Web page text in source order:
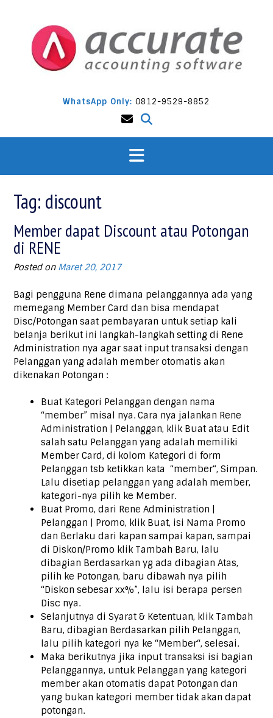
WhatsApp Only: 0812-9529-8852
Tag: discount
Member dapat Discount atau Potongan
di RENE
Posted on Maret 20, 2017
Bagi pengguna Rene dimana pelanggannya ada yang
memegang Member Card dan bisa mendapat
Disc/Potongan saat pembayaran untuk setiap kali
belanja berikut ini langkah-langkah setting di Rene
Administration nya agar saat input transaksi dengan
Pelanggan yang adalah member otomatis akan
dikenakan Potongan :
Buat Kategori Pelanggan dengan nama
“member” misal nya. Cara nya jalankan Rene
Administration | Pelanggan, klik Buat atau Edit
salah satu Pelanggan yang adalah memiliki
Member Card, di kolom Kategori di form
Pelanggan tsb ketikkan kata “member“, Simpan.
Lalu disetiap pelanggan yang adalah member,
kategori-nya pilih ke Member.
Buat Promo, dari Rene Administration |
Pelanggan | Promo, klik Buat, isi Nama Promo
dan Berlaku dari kapan sampai kapan, sampai
di Diskon/Promo klik Tambah Baru, lalu
dibagian Berdasarkan yg ada dibagian Atas,
pilih ke Potongan, baru dibawah nya pilih
“Diskon sebesar xx%”, lalu isi berapa persen
Disc nya.
Selanjutnya di Syarat & Ketentuan, klik Tambah
Baru, dibagian Berdasarkan pilih Pelanggan,
lalu pilih kategori nya ke “Member“, selesai.
Maka berikutnya jika input transaksi isi bagian
Pelanggannya, untuk Pelanggan yang kategori
member akan otomatis dapat Potongan dan
yang bukan kategori member tidak akan dapat
potongan.